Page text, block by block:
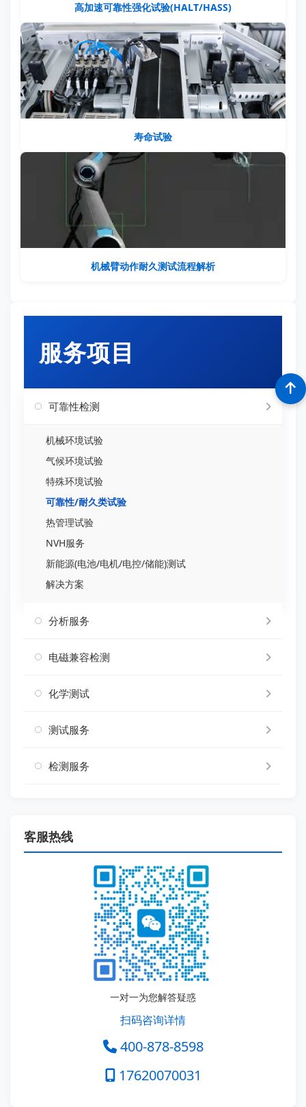
高加速可靠性强化试验(HALT/HASS)
寿命试验
机械臂动作耐久测试流程解析
服务项目
可靠性检测
机械环境试验
气候环境试验
特殊环境试验
可靠性/耐久类试验
热管理试验
NVH服务
新能源(电池/电机/电控/储能)测试
解决方案
分析服务
电磁兼容检测
化学测试
测试服务
检测服务
客服热线
一对一为您解答疑惑
扫码咨询详情
400-878-8598
17620070031